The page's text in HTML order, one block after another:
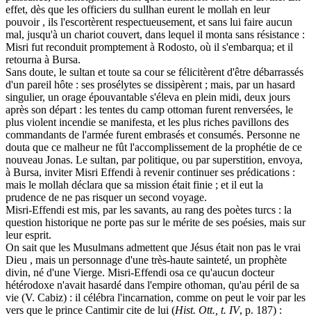
effet, dès que les officiers du sullhan eurent le mollah en leur
pouvoir , ils l'escortèrent respectueusement, et sans lui faire aucun
mal, jusqu'à un chariot couvert, dans lequel il monta sans résistance :
Misri fut reconduit promptement à Rodosto, où il s'embarqua; et il
retourna à Bursa.
Sans doute, le sultan et toute sa cour se félicitèrent d'être débarrassés
d'un pareil hôte : ses prosélytes se dissipèrent ; mais, par un hasard
singulier, un orage épouvantable s'éleva en plein midi, deux jours
après son départ : les tentes du camp ottoman furent renversées, le
plus violent incendie se manifesta, et les plus riches pavillons des
commandants de l'armée furent embrasés et consumés. Personne ne
douta que ce malheur ne fût l'accomplissement de la prophétie de ce
nouveau Jonas. Le sultan, par politique, ou par superstition, envoya,
à Bursa, inviter Misri Effendi à revenir continuer ses prédications :
mais le mollah déclara que sa mission était finie ; et il eut la
prudence de ne pas risquer un second voyage.
Misri-Effendi est mis, par les savants, au rang des poètes turcs : la
question historique ne porte pas sur le mérite de ses poésies, mais sur
leur esprit.
On sait que les Musulmans admettent que Jésus était non pas le vrai
Dieu , mais un personnage d'une très-haute sainteté, un prophète
divin, né d'une Vierge. Misri-Effendi osa ce qu'aucun docteur
hétérodoxe n'avait hasardé dans l'empire othoman, qu'au péril de sa
vie (V. Cabiz) : il célébra l'incarnation, comme on peut le voir par les
vers que le prince Cantimir cite de lui (Hist. Ott., t. IV, p. 187) :